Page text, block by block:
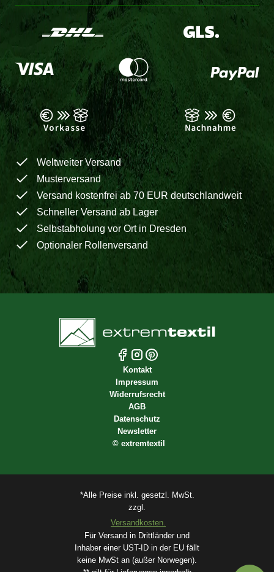
Weltweiter Versand
Musterversand
Versand kostenfrei ab 70 EUR deutschlandweit
Schneller Versand ab Lager
Selbstabholung vor Ort in Dresden
Optionaler Rollenversand
Kontakt
Impressum
Widerrufsrecht
AGB
Datenschutz
Newsletter
© extremtextil
*Alle Preise inkl. gesetzl. MwSt.
zzgl.
Versandkosten.
Für Versand in Drittländer und
Inhaber einer UST-ID in der EU fällt
keine MwSt an (außer Norwegen).